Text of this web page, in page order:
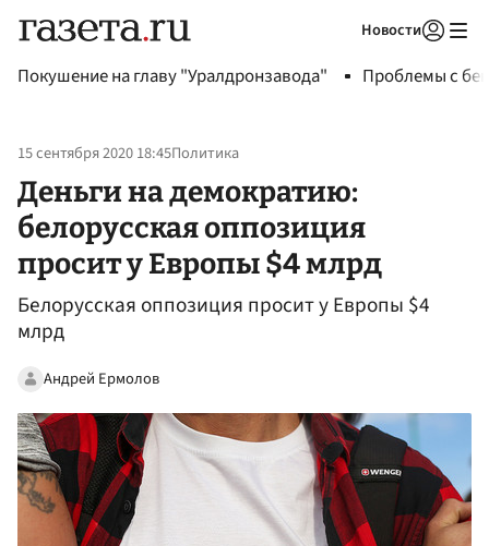
Новости
Покушение на главу "Уралдронзавода" Проблемы с
15 сентября 2020 18:45Политика
Деньги на демократию:
белорусская оппозиция
просит у Европы $4 млрд
Белорусская оппозиция просит у Европы $4
млрд
Андрей Ермолов